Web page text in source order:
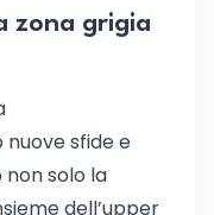
zona grigia
sfide e
solo la
dell’upper